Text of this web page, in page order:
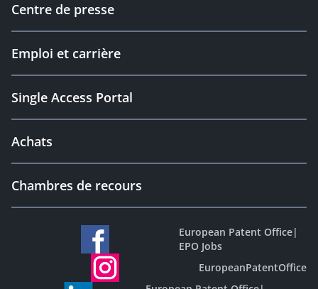
Centre de presse
Emploi et carrière
Single Access Portal
Achats
Chambres de recours
European Patent Office|
EPO Jobs
EuropeanPatentOffice